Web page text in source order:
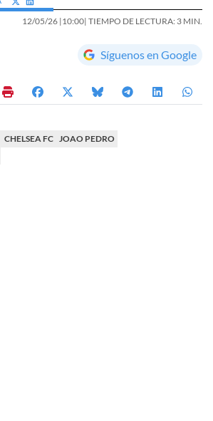
12/05/26 |10:00| TIEMPO DE LECTURA: 3 MIN.
Síguenos en Google
CHELSEA FC JOAO PEDRO